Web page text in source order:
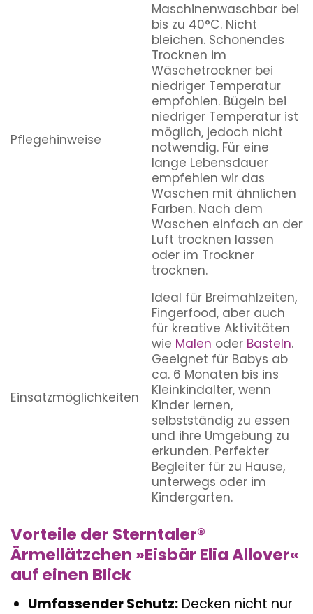
Pflegehinweise
Maschinenwaschbar bei
bis zu 40°C. Nicht
bleichen. Schonendes
Trocknen im
Wäschetrockner bei
niedriger Temperatur
empfohlen. Bügeln bei
niedriger Temperatur ist
möglich, jedoch nicht
notwendig. Für eine
lange Lebensdauer
empfehlen wir das
Waschen mit ähnlichen
Farben. Nach dem
Waschen einfach an der
Luft trocknen lassen
oder im Trockner
trocknen.
Einsatzmöglichkeiten
Ideal für Breimahlzeiten,
Fingerfood, aber auch
für kreative Aktivitäten
wie Malen oder Basteln.
Geeignet für Babys ab
ca. 6 Monaten bis ins
Kleinkindalter, wenn
Kinder lernen,
selbstständig zu essen
und ihre Umgebung zu
erkunden. Perfekter
Begleiter für zu Hause,
unterwegs oder im
Kindergarten.
Vorteile der Sterntaler®
Ärmellätzchen »Eisbär Elia Allover«
auf einen Blick
Umfassender Schutz:Decken nicht nur